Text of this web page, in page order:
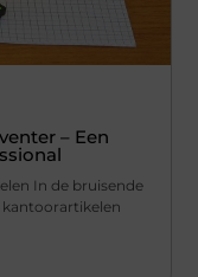
– Een
In de bruisende
kantoorartikelen